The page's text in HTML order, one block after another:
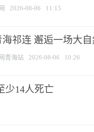
2026-08-06 11:15
海祁连 邂逅一场大
青海站 2026-08-06 10:26
少14人死亡